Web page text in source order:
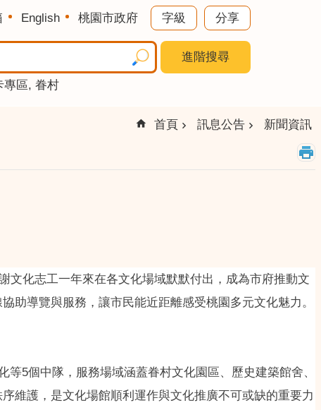
English 桃園市政府 字級 分享
進階搜尋
專區 眷村
首頁 訊息公告 新聞資訊
文化志工一年來在各文化場域默默付出，成為市府推動文
助導覽與服務，讓市民能近距離感受桃園多元文化魅力。
5個中隊，服務場域涵蓋眷村文化園區、歷史建築館舍、
維護，是文化場館順利運作與文化推廣不可或缺的重要力